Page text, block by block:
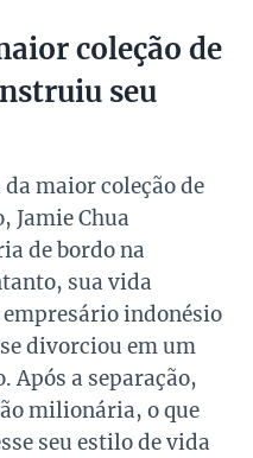
coleção de
seu
maior coleção de
Jamie Chua
de bordo na
sua vida
empresário indonésio
divorciou em um
a separação,
milionária, o que
seu estilo de vida